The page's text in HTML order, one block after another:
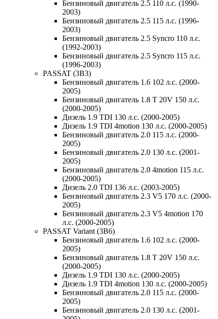
Бензиновый двигатель 2.5 110 л.с. (1990-
2003)
Бензиновый двигатель 2.5 115 л.с. (1996-
2003)
Бензиновый двигатель 2.5 Syncro 110 л.с.
(1992-2003)
Бензиновый двигатель 2.5 Syncro 115 л.с.
(1996-2003)
PASSAT (3B3)
Бензиновый двигатель 1.6 102 л.с. (2000-
2005)
Бензиновый двигатель 1.8 T 20V 150 л.с.
(2000-2005)
Дизель 1.9 TDI 130 л.с. (2000-2005)
Дизель 1.9 TDI 4motion 130 л.с. (2000-2005)
Бензиновый двигатель 2.0 115 л.с. (2000-
2005)
Бензиновый двигатель 2.0 130 л.с. (2001-
2005)
Бензиновый двигатель 2.0 4motion 115 л.с.
(2000-2005)
Дизель 2.0 TDI 136 л.с. (2003-2005)
Бензиновый двигатель 2.3 V5 170 л.с. (2000-
2005)
Бензиновый двигатель 2.3 V5 4motion 170
л.с. (2000-2005)
PASSAT Variant (3B6)
Бензиновый двигатель 1.6 102 л.с. (2000-
2005)
Бензиновый двигатель 1.8 T 20V 150 л.с.
(2000-2005)
Дизель 1.9 TDI 130 л.с. (2000-2005)
Дизель 1.9 TDI 4motion 130 л.с. (2000-2005)
Бензиновый двигатель 2.0 115 л.с. (2000-
2005)
Бензиновый двигатель 2.0 130 л.с. (2001-